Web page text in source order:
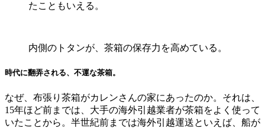
たこともいえる。
内側のトタンが、茶箱の保存力を高めている。
時代に翻弄される、不運な茶箱。
なぜ、布張り茶箱がカレンさんの家にあったのか。それは、
15年ほど前までは、大手の海外引越業者が茶箱をよく使って
いたことから。半世紀前までは海外引越運送といえば、船が